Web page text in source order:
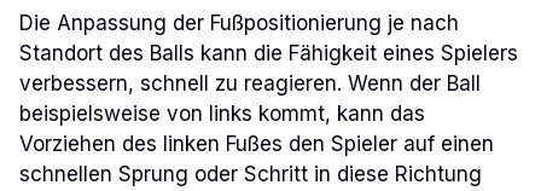
Die Anpassung der Fußpositionierung je nach
Standort des Balls kann die Fähigkeit eines Spielers
verbessern, schnell zu reagieren. Wenn der Ball
beispielsweise von links kommt, kann das
Vorziehen des linken Fußes den Spieler auf einen
schnellen Sprung oder Schritt in diese Richtung